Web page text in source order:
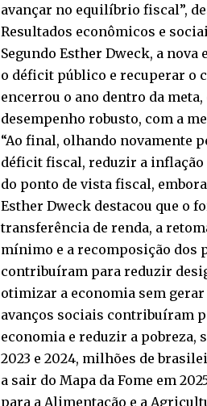
avançar no equilíbrio fiscal”,
Resultados econômicos e
Segundo Esther Dweck, a
o déficit público e recuperar o
encerrou o ano dentro da
desempenho robusto, com a
“Ao final, olhando novamente
déficit fiscal, reduzir a
do ponto de vista fiscal,
Esther Dweck destacou que o
transferência de renda, a
mínimo e a recomposição dos
contribuíram para reduzir
otimizar a economia sem
avanços sociais contribuíram
economia e reduzir a pobreza,
2023 e 2024, milhões de
a sair do Mapa da Fome em
para a Alimentação e a